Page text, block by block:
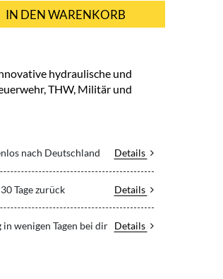
IN DEN WARENKORB
hydraulische und
THW, Militär und
nach Deutschland Details
Tage zurück Details
wenigen Tagen bei dir Details